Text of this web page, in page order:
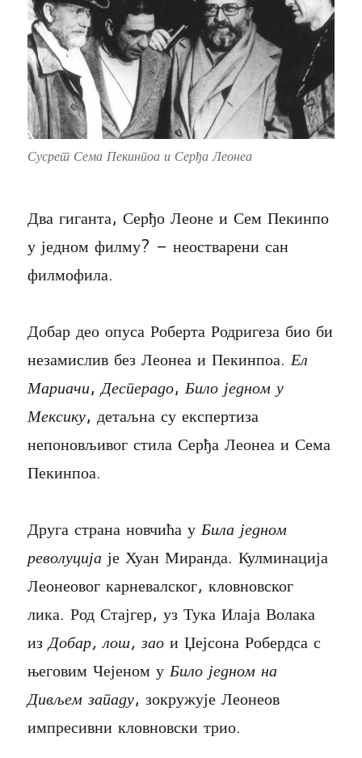
Сусрет Сема Пекинпоа и Серђа Леонеа
Два гиганта, Серђо Леоне и Сем Пекинпо
у једном филму? – неостварени сан
филмофила.
Добар део опуса Роберта Родригеза био би
незамислив без Леонеа и Пекинпоа.Ел
Мариачи,Десперадо,Било једном у
Мексику, детаљна су експертиза
непоновљивог стила Серђа Леонеа и Сема
Пекинпоа.
Друга страна новчића уБила једном
револуција је Хуан Миранда. Кулминација
Леонеовог карневалског, кловновског
лика. Род Стајгер, уз Тука Илаја Волака
изДобар, лош, зао и Џејсона Робердса с
његовим Чејеном уБило једном на
Дивљем западу, зокружује Леонеов
импресивни кловновски трио.